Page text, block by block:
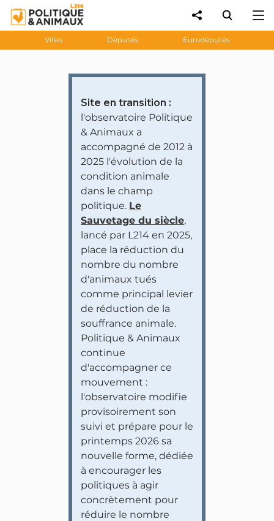
Villes Députés Eurodéputés
Site en transition :
l'observatoire Politique
& Animaux a
accompagné de 2012 à
2025 l'évolution de la
condition animale
dans le champ
politique. Le
Sauvetage du siècle,
lancé par L214 en 2025,
place la réduction du
nombre du nombre
d'animaux tués
comme principal levier
de réduction de la
souffrance animale.
Politique & Animaux
continue
d'accompagner ce
mouvement :
l'observatoire modifie
provisoirement son
suivi et prépare pour le
printemps 2026 sa
nouvelle forme, dédiée
à encourager les
politiques à agir
concrètement pour
réduire le nombre